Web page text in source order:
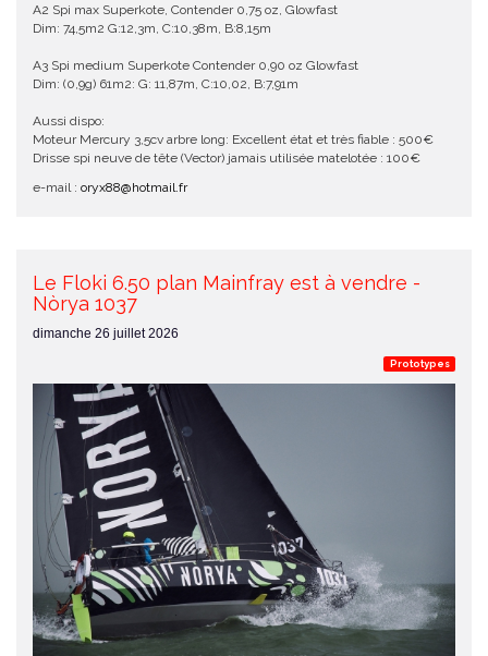
A2 Spi max Superkote, Contender 0,75 oz, Glowfast
Dim: 74,5m2 G:12,3m, C:10,38m, B:8,15m
A3 Spi medium Superkote Contender 0,90 oz Glowfast
Dim: (0,9g) 61m2: G: 11,87m, C:10,02, B:7,91m
Aussi dispo:
Moteur Mercury 3,5cv arbre long: Excellent état et très fiable : 500€
Drisse spi neuve de tête (Vector) jamais utilisée matelotée : 100€
e-mail : oryx88@hotmail.fr
Le Floki 6.50 plan Mainfray est à vendre -
Nòrya 1037
dimanche 26 juillet 2026
Prototypes